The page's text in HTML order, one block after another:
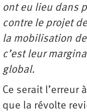
ont eu lieu dans
contre le projet
la mobilisation
c’est leur
global.
Ce serait l’erreur
que la révolte